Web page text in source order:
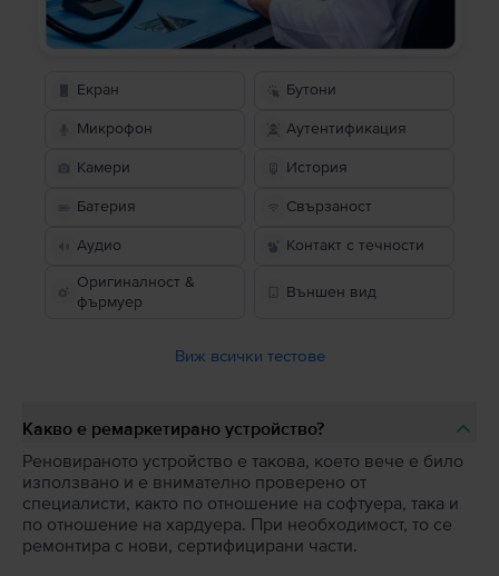
Екран Бутони
Микрофон Аутентификация
Камери История
Батерия Свързаност
Аудио
Контакт с течности
Оригиналност &
фърмуер
Външен вид
Виж всички тестове
Какво е ремаркетирано устройство?
Реновираното устройство е такова, което вече е било
използвано и е внимателно проверено от
специалисти, както по отношение на софтуера, така и
по отношение на хардуера. При необходимост, то се
ремонтира с нови, сертифицирани части.